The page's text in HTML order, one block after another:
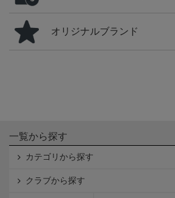
オリジナルブランド
一覧から探す
カテゴリから探す
クラブから探す